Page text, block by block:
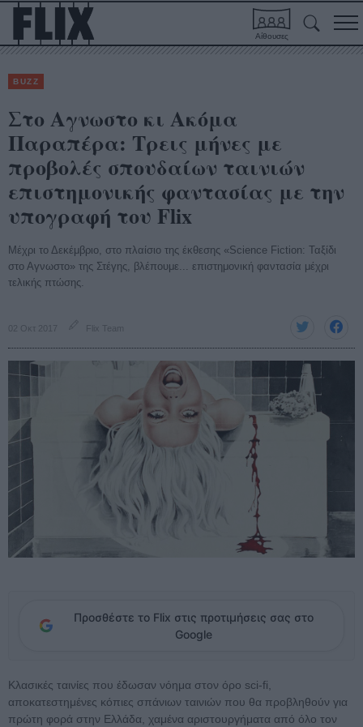
Αίθουσες
BUZZ
Στο Αγνωστο κι Ακόμα
Παραπέρα: Τρεις μήνες με
προβολές σπουδαίων ταινιών
επιστημονικής φαντασίας με την
υπογραφή του Flix
Μέχρι το Δεκέμβριο, στο πλαίσιο της έκθεσης «Science Fiction: Ταξίδι
στο Αγνωστο» της Στέγης, βλέπουμε... επιστημονική φαντασία μέχρι
τελικής πτώσης.
02 Οκτ 2017 Flix Team
Προσθέστε το Flix στις προτιμήσεις σας στο
Google
Κλασικές ταινίες που έδωσαν νόημα στον όρο sci-fi,
αποκατεστημένες κόπιες σπάνιων ταινιών που θα προβληθούν για
πρώτη φορά στην Ελλάδα, χαμένα αριστουργήματα από όλο τον